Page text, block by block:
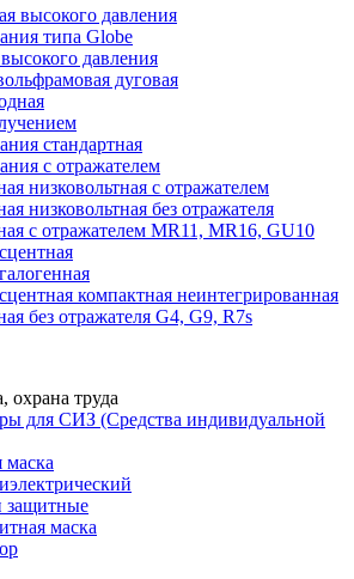
высокого давления
типа Globe
давления
дуговая
стандартная
с отражателем
низковольтная с отражателем
низковольтная без отражателя
с отражателем MR11, MR16, GU10
компактная неинтегрированная
без отражателя G4, G9, R7s
охрана труда
для СИЗ (Средства индивидуальной
маска
защитные
маска